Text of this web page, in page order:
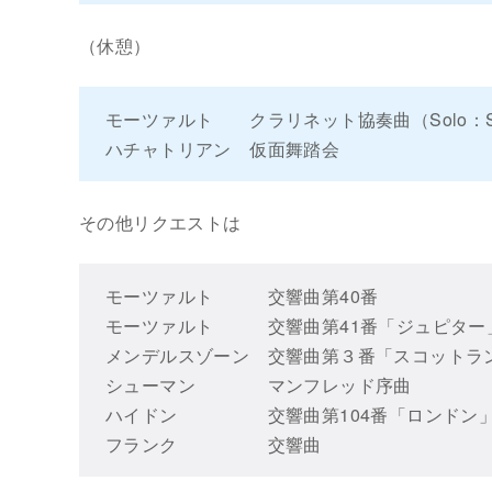
（休憩）
モーツァルト クラリネット協奏曲（Solo：
ハチャトリアン 仮面舞踏会
その他リクエストは
モーツァルト 交響曲第40番
モーツァルト 交響曲第41番「ジュピター
メンデルスゾーン 交響曲第３番「スコットラ
シューマン マンフレッド序曲
ハイドン 交響曲第104番「ロンドン」
フランク 交響曲